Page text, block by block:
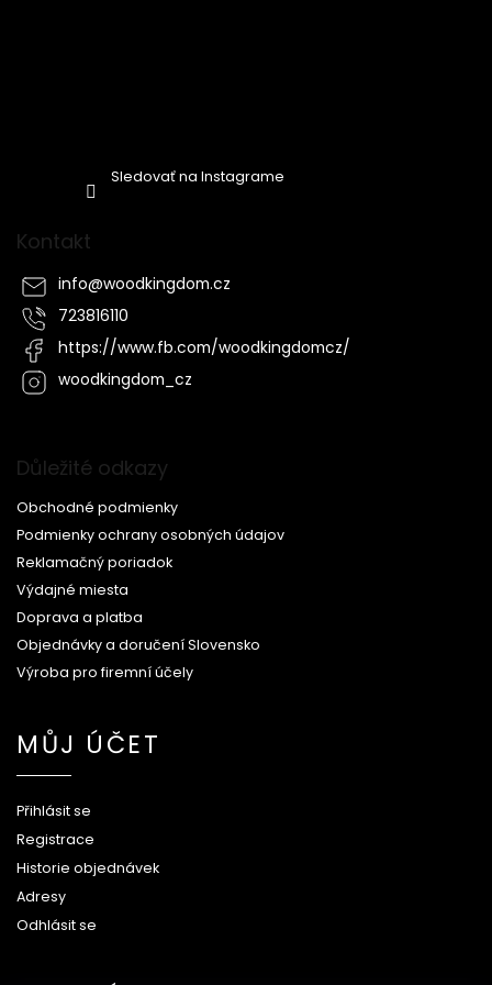
Sledovať na Instagrame
Kontakt
info@woodkingdom.cz
723816110
https://www.fb.com/woodkingdomcz/
woodkingdom_cz
Důležité odkazy
Obchodné podmienky
Podmienky ochrany osobných údajov
Reklamačný poriadok
Výdajné miesta
Doprava a platba
Objednávky a doručení Slovensko
Výroba pro firemní účely
MŮJ ÚČET
Přihlásit se
Registrace
Historie objednávek
Adresy
Odhlásit se